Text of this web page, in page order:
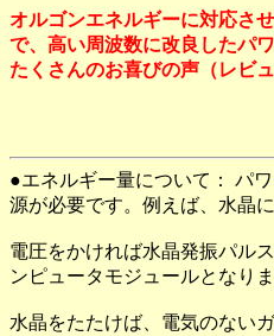
オルゴンエネルギーに対応さ
で、高い周波数に改良したパワ
たくさんのお喜びの声（レビ
●エネルギー量について： パ
源が必要です。例えば、水晶に
電圧をかければ水晶発振パル
ンピュータモジュールとなりま
水晶をたたけば、電気のない